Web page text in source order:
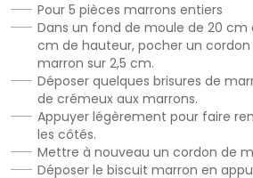
Pour 5 pièces marrons entiers
Dans un fond de moule de 20
cm de hauteur, pocher un
marron sur 2,5 cm.
Déposer quelques brisures de
de crémeux aux marrons.
Appuyer légèrement pour faire
les côtés.
Mettre à nouveau un cordon de
Déposer le biscuit marron en